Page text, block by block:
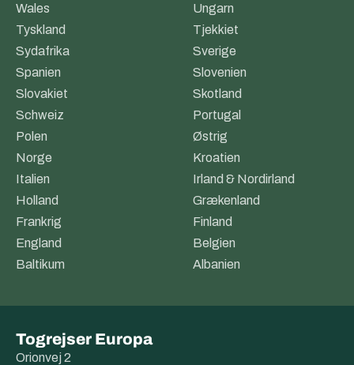
Wales
Ungarn
Tyskland
Tjekkiet
Sydafrika
Sverige
Spanien
Slovenien
Slovakiet
Skotland
Schweiz
Portugal
Polen
Østrig
Norge
Kroatien
Italien
Irland & Nordirland
Holland
Grækenland
Frankrig
Finland
England
Belgien
Baltikum
Albanien
Togrejser Europa
Orionvej 2